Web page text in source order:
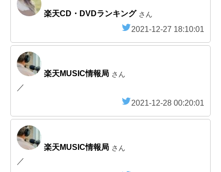
楽天CD・DVDランキング さん
2021-12-27 18:10:01
楽天MUSIC情報局 さん
／
2021-12-28 00:20:01
楽天MUSIC情報局 さん
／